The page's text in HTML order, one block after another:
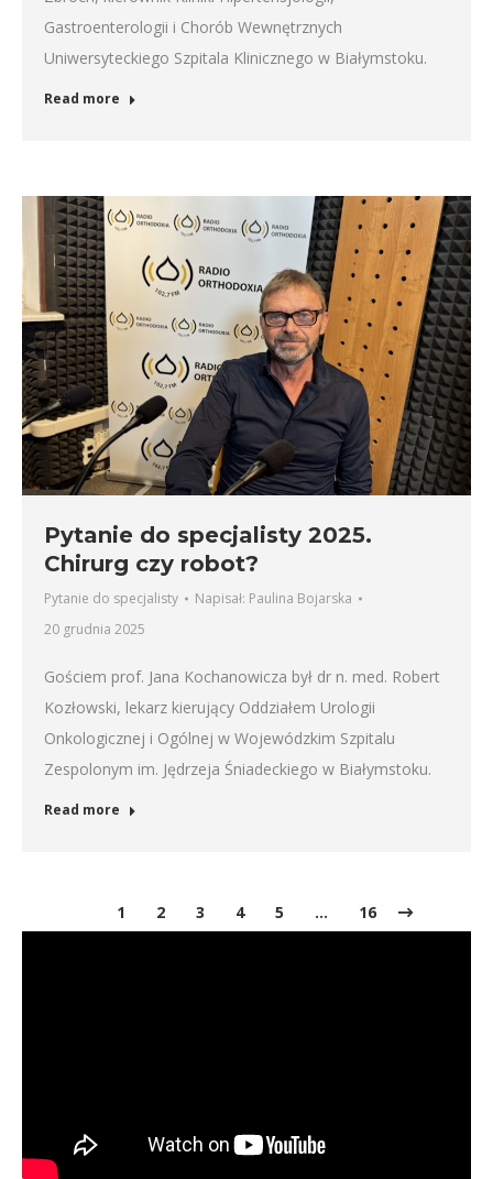
Gastroenterologii i Chorób Wewnętrznych
Uniwersyteckiego Szpitala Klinicznego w Białymstoku.
Read more
Pytanie do specjalisty 2025.
Chirurg czy robot?
Pytanie do specjalisty Napisał: Paulina Bojarska
20 grudnia 2025
Gościem prof. Jana Kochanowicza był dr n. med. Robert
Kozłowski, lekarz kierujący Oddziałem Urologii
Onkologicznej i Ogólnej w Wojewódzkim Szpitalu
Zespolonym im. Jędrzeja Śniadeckiego w Białymstoku.
Read more
1 2 3 4 5 … 16